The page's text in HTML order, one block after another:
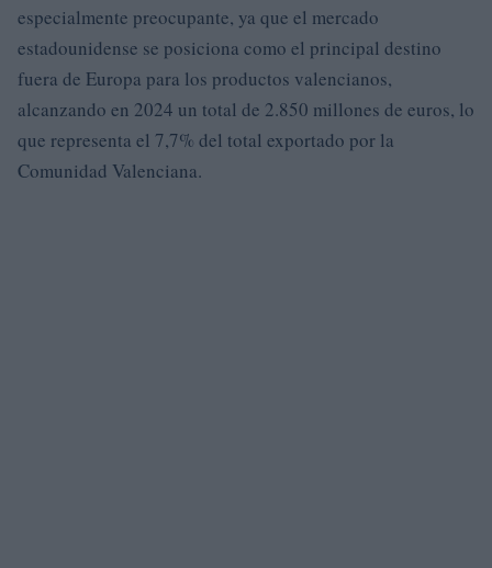
especialmente preocupante, ya que el mercado
estadounidense se posiciona como el principal destino
fuera de Europa para los productos valencianos,
alcanzando en 2024 un total de 2.850 millones de euros, lo
que representa el 7,7% del total exportado por la
Comunidad Valenciana.